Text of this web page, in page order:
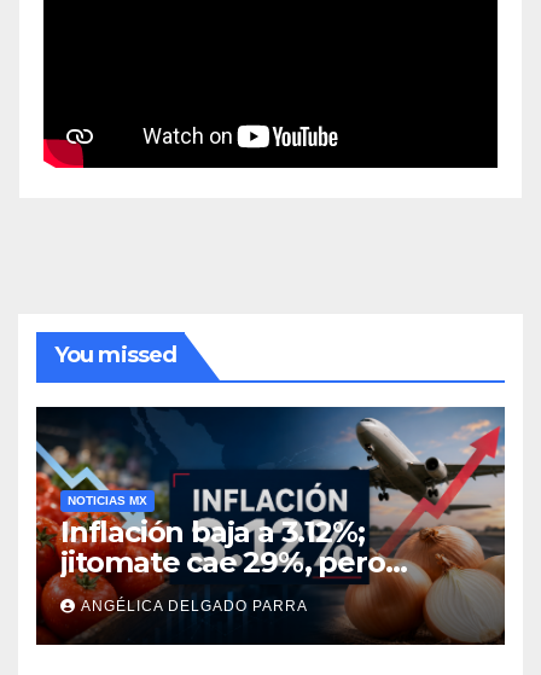
You missed
NOTICIAS MX
Inflación baja a 3.12%;
jitomate cae 29%, pero
cebolla y vuelos se
encarecen
ANGÉLICA DELGADO PARRA